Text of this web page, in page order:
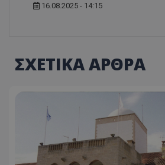
16.08.2025 - 14:15
ΣΧΕΤΙΚΑ ΑΡΘΡΑ